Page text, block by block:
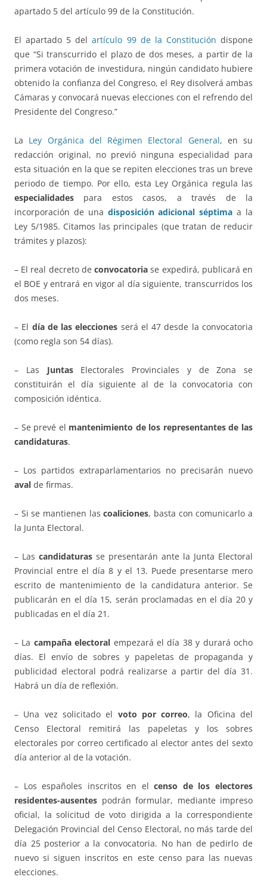
apartado 5 del artículo 99 de la Constitución.
El apartado 5 delartículo 99 de la Constitución dispone
que “Si transcurrido el plazo de dos meses, a partir de la
primera votación de investidura, ningún candidato hubiere
obtenido la confianza del Congreso, el Rey disolverá ambas
Cámaras y convocará nuevas elecciones con el refrendo del
Presidente del Congreso.”
La Ley Orgánica del Régimen Electoral General, en su
redacción original, no previó ninguna especialidad para
esta situación en la que se repiten elecciones tras un breve
periodo de tiempo. Por ello, esta Ley Orgánica regula las
especialidades para estos casos, a través de la
incorporación de una disposición adicional séptima a la
Ley 5/1985. Citamos las principales (que tratan de reducir
trámites y plazos):
– El real decreto deconvocatoria se expedirá, publicará en
el BOE y entrará en vigor al día siguiente, transcurridos los
dos meses.
– El día de las elecciones será el 47 desde la convocatoria
(como regla son 54 días).
– Las JuntasElectorales Provinciales y de Zona se
constituirán el día siguiente al de la convocatoria con
composición idéntica.
– Se prevé el mantenimiento de los representantes de las
candidaturas.
– Los partidos extraparlamentarios no precisarán nuevo
aval de firmas.
– Si se mantienen lascoaliciones, basta con comunicarlo a
la Junta Electoral.
– Las candidaturas se presentarán ante la Junta Electoral
Provincial entre el día 8 y el 13. Puede presentarse mero
escrito de mantenimiento de la candidatura anterior. Se
publicarán en el día 15, serán proclamadas en el día 20 y
publicadas en el día 21.
– La campaña electoral empezará el día 38 y durará ocho
días. El envío de sobres y papeletas de propaganda y
publicidad electoral podrá realizarse a partir del día 31.
Habrá un día de reflexión.
– Una vez solicitado el voto por correo, la Oficina del
Censo Electoral remitirá las papeletas y los sobres
electorales por correo certificado al elector antes del sexto
día anterior al de la votación.
– Los españoles inscritos en elcenso de los electores
residentes-ausentes podrán formular, mediante impreso
oficial, la solicitud de voto dirigida a la correspondiente
Delegación Provincial del Censo Electoral, no más tarde del
día 25 posterior a la convocatoria. No han de pedirlo de
nuevo si siguen inscritos en este censo para las nuevas
elecciones.